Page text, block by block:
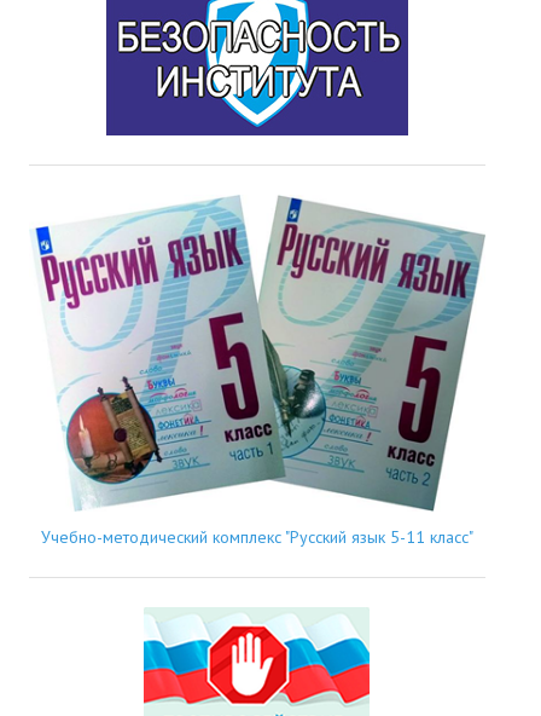
Учебно-методический комплекс "Русский язык 5-11 класс"